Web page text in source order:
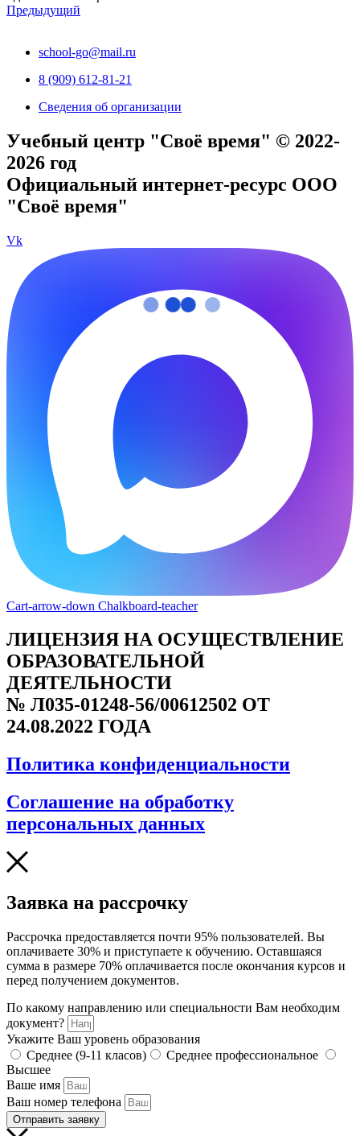
Предыдущий
school-go@mail.ru
8 (909) 612-81-21
Сведения об организации
Учебный центр "Своё время" © 2022-
2026 год
Официальный интернет-ресурс ООО
"Своё время"
Vk
Cart-arrow-down Chalkboard-teacher
ЛИЦЕНЗИЯ НА ОСУЩЕСТВЛЕНИЕ
ОБРАЗОВАТЕЛЬНОЙ
ДЕЯТЕЛЬНОСТИ
№ Л035-01248-56/00612502 ОТ
24.08.2022 ГОДА
Политика конфиденциальности
Соглашение на обработку
персональных данных
Заявка на рассрочку
Рассрочка предоставляется почти 95% пользователей. Вы
оплачиваете 30% и приступаете к обучению. Оставшаяся
сумма в размере 70% оплачивается после окончания курсов и
перед получением документов.
По какому направлению или специальности Вам необходим
документ?
Укажите Ваш уровень образования
Среднее (9-11 класов)
Среднее профессиональное
Высшее
Ваше имя
Ваш номер телефона
Отправить заявку